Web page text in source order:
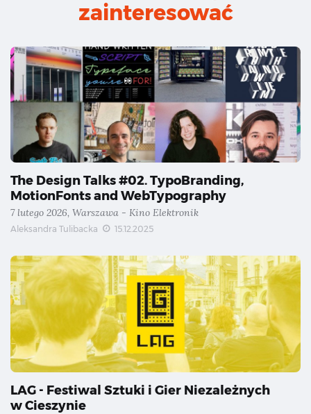
zainteresować
The Design Talks #02. TypoBranding,
MotionFonts and WebTypography
7 lutego 2026, Warszawa - Kino Elektronik
Aleksandra Tulibacka 15.12.2025
LAG - Festiwal Sztuki i Gier Niezależnych
w Cieszynie